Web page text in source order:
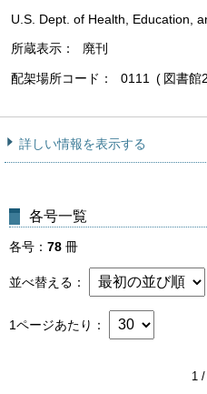
U.S. Dept. of Health, Education,
所蔵表示
廃刊
配架場所コード 0111 図書館
詳しい情報を表示する
各号一覧
各号 78 冊
並べ替える
1ページあたり
1 /